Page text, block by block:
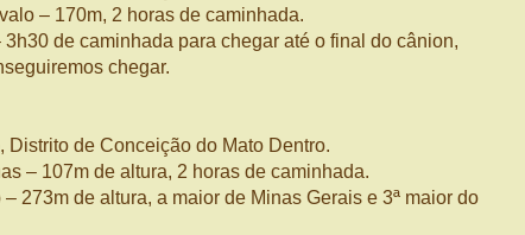
– 170m, 2 horas de caminhada.
de caminhada para chegar até o final do cânion,
chegar.
Distrito de Conceição do Mato Dentro.
– 107m de altura, 2 horas de caminhada.
273m de altura, a maior de Minas Gerais e 3ª maior do